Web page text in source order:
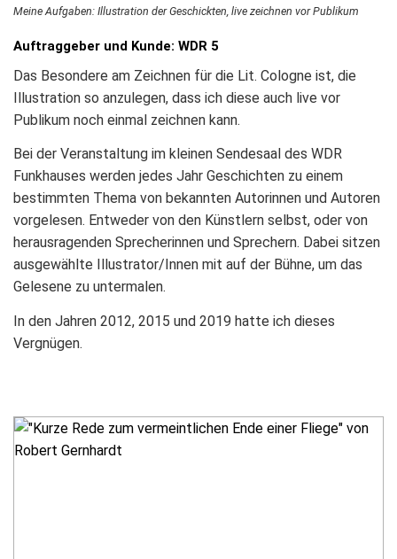
Meine Aufgaben: Illustration der Geschickten, live zeichnen vor Publikum
Auftraggeber und Kunde: WDR 5
Das Besondere am Zeichnen für die Lit. Cologne ist, die
Illustration so anzulegen, dass ich diese auch live vor
Publikum noch einmal zeichnen kann.
Bei der Veranstaltung im kleinen Sendesaal des WDR
Funkhauses werden jedes Jahr Geschichten zu einem
bestimmten Thema von bekannten Autorinnen und Autoren
vorgelesen. Entweder von den Künstlern selbst, oder von
herausragenden Sprecherinnen und Sprechern. Dabei sitzen
ausgewählte Illustrator/Innen mit auf der Bühne, um das
Gelesene zu untermalen.
In den Jahren 2012, 2015 und 2019 hatte ich dieses
Vergnügen.